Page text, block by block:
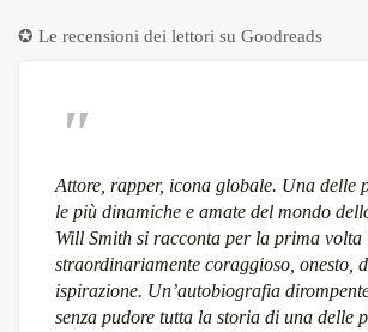
✪ Le recensioni dei lettori su Goodreads
Attore, rapper, icona globale. Una delle
le più dinamiche e amate del mondo
Will Smith si racconta per la prima
straordinariamente coraggioso, onesto,
ispirazione. Un’autobiografia
senza pudore tutta la storia di una delle